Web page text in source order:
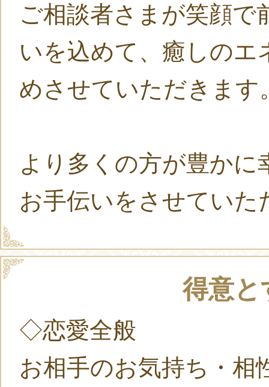
ご相談者さまが笑顔で
いを込めて、癒しのエ
めさせていただきます
より多くの方が豊か
お手伝いをさせてい
得意
◇恋愛全般
お相手のお気持ち・相